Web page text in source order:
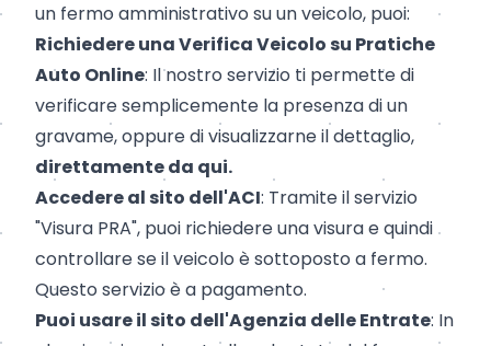
un fermo amministrativo su un veicolo, puoi:
Richiedere una Verifica Veicolo su Pratiche
Auto Online: Il nostro servizio ti permette di
verificare semplicemente la presenza di un
gravame, oppure di visualizzarne il dettaglio,
direttamente da qui.
Accedere al sito dell'ACI: Tramite il servizio
"Visura PRA", puoi richiedere una visura e quindi
controllare se il veicolo è sottoposto a fermo.
Questo servizio è a pagamento.
Puoi usare il sito dell'Agenzia delle Entrate: In